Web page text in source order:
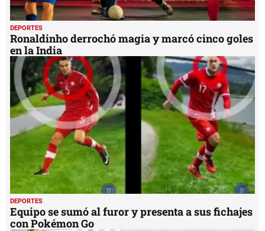
DEPORTES
Ronaldinho derrochó magia y marcó cinco goles
en la India
DEPORTES
Equipo se sumó al furor y presenta a sus fichajes
con Pokémon Go